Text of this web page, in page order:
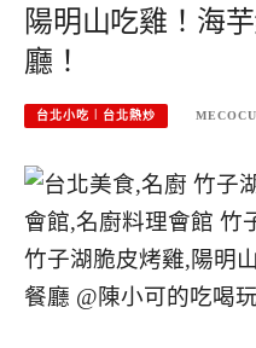
陽明山吃雞！海
廳！
台北小吃︱台北熱炒